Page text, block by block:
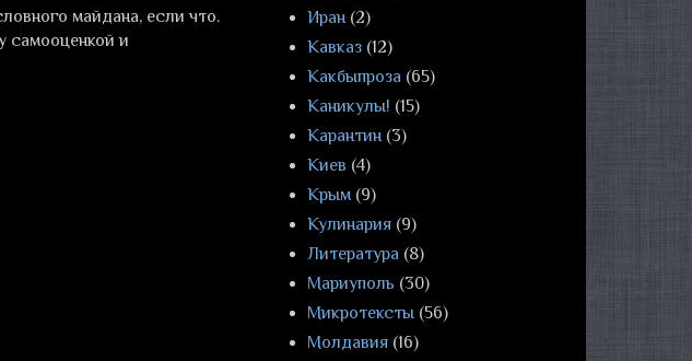
майдана, если что.
самооценкой и
Иран (2)
Кавказ (12)
Какбыпроза (65)
Каникулы! (15)
Карантин (3)
Киев (4)
Крым (9)
Кулинария (9)
Литература (8)
Мариуполь (30)
Микротексты (56)
Молдавия (16)